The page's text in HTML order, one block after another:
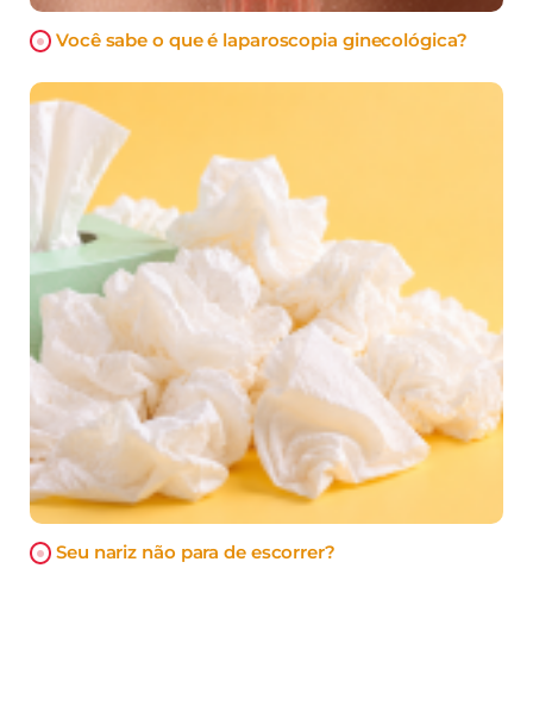
Você sabe o que é laparoscopia ginecológica?
Seu nariz não para de escorrer?